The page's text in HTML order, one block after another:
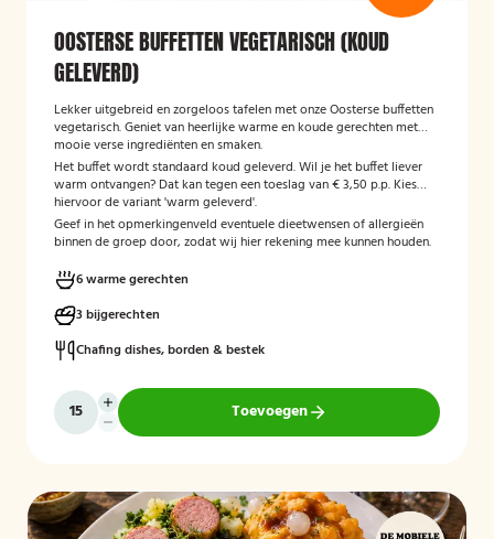
OOSTERSE BUFFETTEN VEGETARISCH (KOUD
GELEVERD)
Lekker uitgebreid en zorgeloos tafelen met onze Oosterse buffetten
vegetarisch. Geniet van heerlijke warme en koude gerechten met
mooie verse ingrediënten en smaken.
Het buffet wordt standaard koud geleverd. Wil je het buffet liever
warm ontvangen? Dat kan tegen een toeslag van € 3,50 p.p. Kies
hiervoor de variant 'warm geleverd'.
Geef in het opmerkingenveld eventuele dieetwensen of allergieën
binnen de groep door, zodat wij hier rekening mee kunnen houden.
6 warme gerechten
3 bijgerechten
Chafing dishes, borden & bestek
Toevoegen